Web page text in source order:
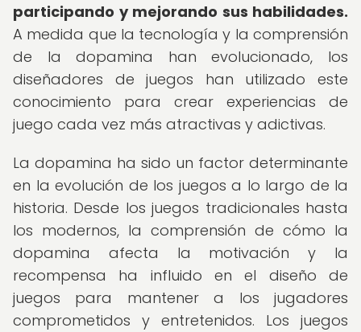
participando y mejorando sus habilidades.
A medida que la tecnología y la comprensión
de la dopamina han evolucionado, los
diseñadores de juegos han utilizado este
conocimiento para crear experiencias de
juego cada vez más atractivas y adictivas.
La dopamina ha sido un factor determinante
en la evolución de los juegos a lo largo de la
historia. Desde los juegos tradicionales hasta
los modernos, la comprensión de cómo la
dopamina afecta la motivación y la
recompensa ha influido en el diseño de
juegos para mantener a los jugadores
comprometidos y entretenidos. Los juegos